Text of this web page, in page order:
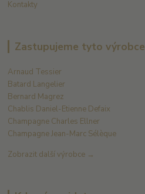
Kontakty
Zastupujeme tyto výrobce
Arnaud Tessier
Batard Langelier
Bernard Magrez
Chablis Daniel-Etienne Defaix
Champagne Charles Ellner
Champagne Jean-Marc Sélèque
Zobrazit další výrobce →